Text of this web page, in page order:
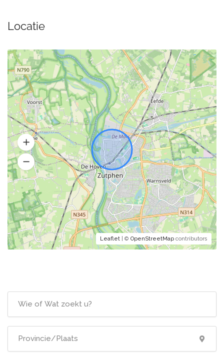
Locatie
Leaflet | © OpenStreetMap contributors